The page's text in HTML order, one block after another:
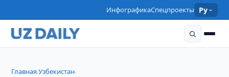
ИнфографикаСпецпроекты Ру
Главная›Узбекистан›